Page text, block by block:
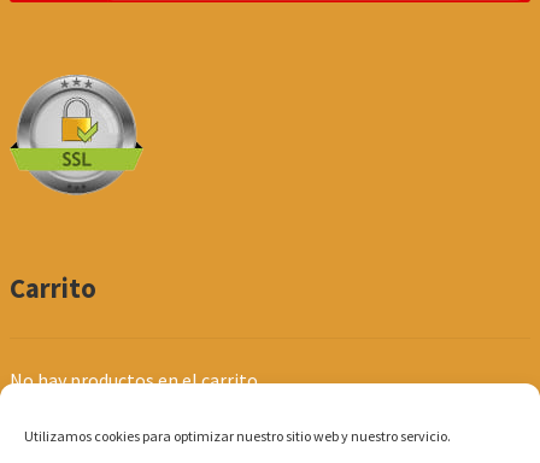
Utilizamos cookies para optimizar nuestro sitio web y nuestro servicio.
Carrito
No hay productos en el carrito.